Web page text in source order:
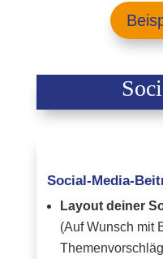
Social-Media-
Layout deiner
(Auf Wunsch mit